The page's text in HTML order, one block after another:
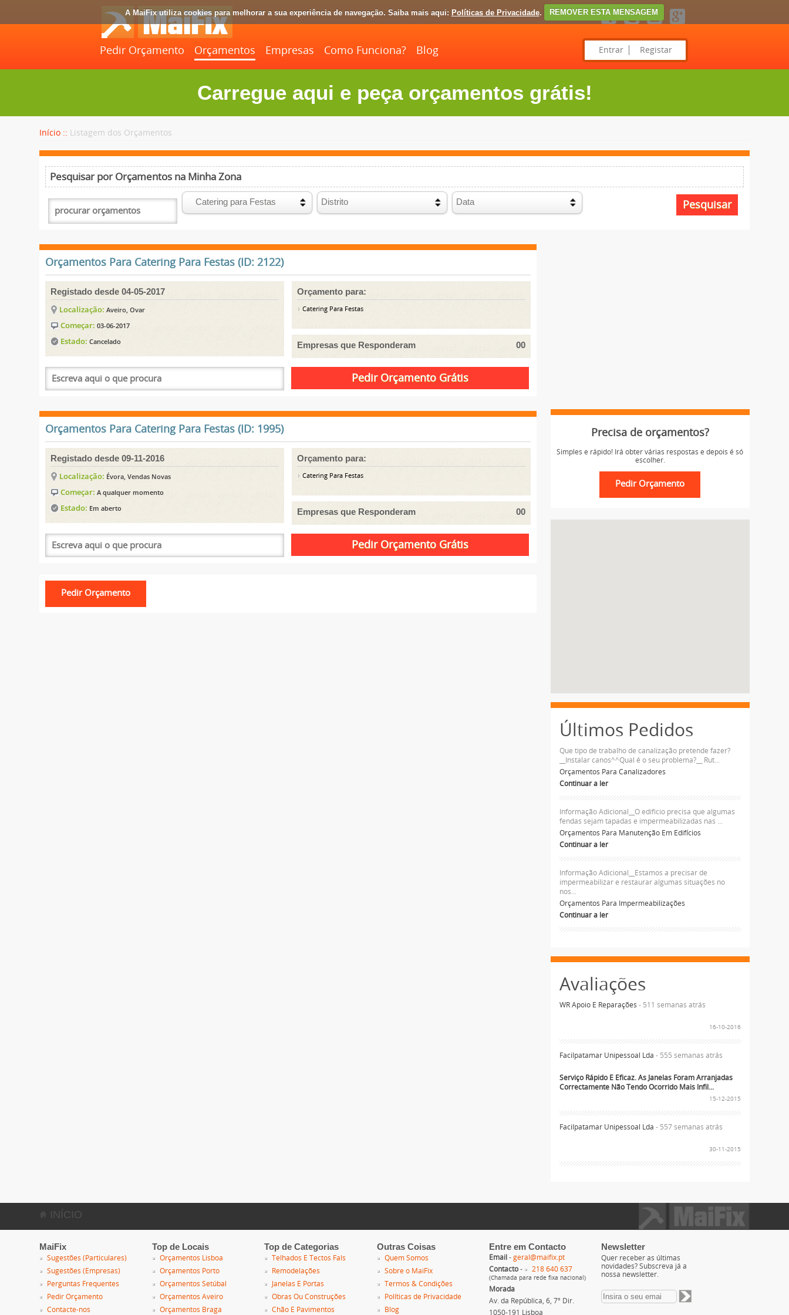
A MaiFix utiliza cookies para melhorar a sua experiência de navegação. Saiba mais aqui: Políticas de Privacidade. REMOVER ESTA MENSAGEM
Pedir Orçamento Orçamentos Empresas Como Funciona? Blog Entrar Registar
Carregue aqui e peça orçamentos grátis!
Início :: Listagem dos Orçamentos
Pesquisar por Orçamentos na Minha Zona
Orçamentos Para Catering Para Festas (ID: 2122)
Registado desde 04-05-2017
Localização:Aveiro, Ovar
Começar:03-06-2017
Estado:Cancelado
Orçamento para:
Catering Para Festas
Empresas que Responderam 00
Orçamentos Para Catering Para Festas (ID: 1995)
Registado desde 09-11-2016
Localização: Évora, Vendas Novas
Começar:A qualquer momento
Estado: Em aberto
Orçamento para:
Catering Para Festas
Empresas que Responderam 00
Precisa de orçamentos?
Simples e rápido! Irá obter várias respostas e depois é só
escolher.
Últimos Pedidos
Que tipo de trabalho de canalização pretende fazer?
__Instalar canos^^Qual é o seu problema?__ Rut...
Orçamentos Para Canalizadores
Continuar a ler
Informação Adicional__O edificio precisa que algumas
fendas sejam tapadas e impermeabilizadas nas ...
Orçamentos Para Manutenção Em Edifícios
Continuar a ler
Informação Adicional__Estamos a precisar de
impermeabilizar e restaurar algumas situações no
nos...
Orçamentos Para Impermeabilizações
Continuar a ler
Avaliações
WR Apoio E Reparações - 511 semanas atrás
16-10-2016
Facilpatamar Unipessoal Lda - 555 semanas atrás
Serviço Rápido E Eficaz. As Janelas Foram Arranjadas
Correctamente Não Tendo Ocorrido Mais Infil...
15-12-2015
Facilpatamar Unipessoal Lda - 557 semanas atrás
30-11-2015
INÍCIO
MaiFix
Sugestões (Particulares)
Sugestões (Empresas)
Perguntas Frequentes
Pedir Orçamento
Contacte-nos
Top de Locais
Orçamentos Lisboa
Orçamentos Porto
Orçamentos Setúbal
Orçamentos Aveiro
Orçamentos Braga
Top de Categorias
Telhados E Tectos Fals
Remodelações
Janelas E Portas
Obras Ou Construções
Chão E Pavimentos
Outras Coisas
Quem Somos
Sobre o MaiFix
Termos & Condições
Políticas de Privacidade
Blog
Entre em Contacto
Email - geral@maifix.pt
Contacto- 218 640 637
(Chamada para rede fixa nacional)
Morada
Av. da República, 6, 7º Dir.
1050-191 Lisboa
Newsletter
Quer receber as últimas
novidades? Subscreva já a
nossa newsletter.